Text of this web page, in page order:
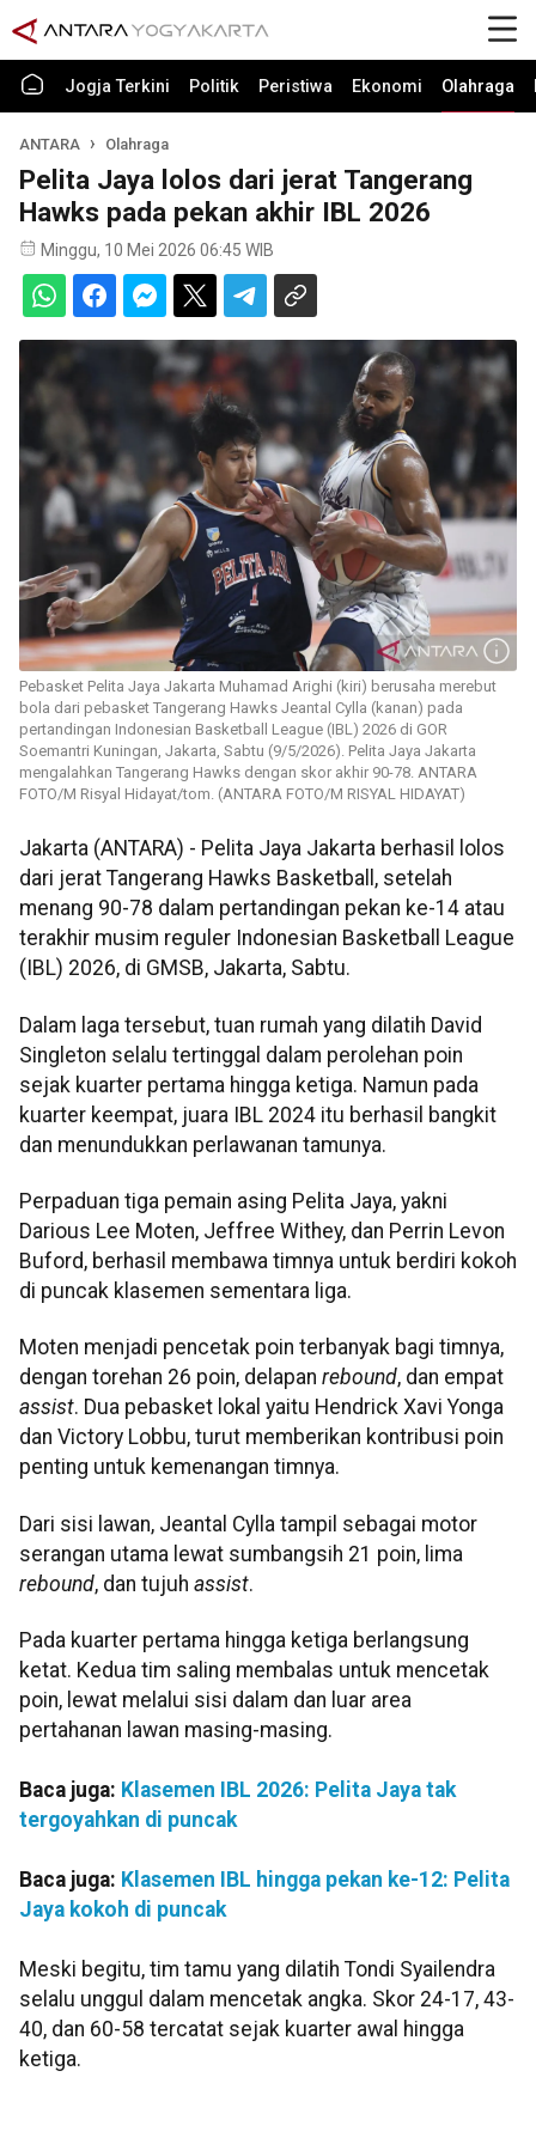
Jogja Terkini Politik Peristiwa Ekonomi Olahraga
ANTARA Olahraga
Pelita Jaya lolos dari jerat Tangerang
Hawks pada pekan akhir IBL 2026
Minggu, 10 Mei 2026 06:45 WIB
Pebasket Pelita Jaya Jakarta Muhamad Arighi (kiri) berusaha merebut
bola dari pebasket Tangerang Hawks Jeantal Cylla (kanan) pada
pertandingan Indonesian Basketball League (IBL) 2026 di GOR
Soemantri Kuningan, Jakarta, Sabtu (9/5/2026). Pelita Jaya Jakarta
mengalahkan Tangerang Hawks dengan skor akhir 90-78. ANTARA
FOTO/M Risyal Hidayat/tom. (ANTARA FOTO/M RISYAL HIDAYAT)
Jakarta (ANTARA) - Pelita Jaya Jakarta berhasil lolos
dari jerat Tangerang Hawks Basketball, setelah
menang 90-78 dalam pertandingan pekan ke-14 atau
terakhir musim reguler Indonesian Basketball League
(IBL) 2026, di GMSB, Jakarta, Sabtu.
Dalam laga tersebut, tuan rumah yang dilatih David
Singleton selalu tertinggal dalam perolehan poin
sejak kuarter pertama hingga ketiga. Namun pada
kuarter keempat, juara IBL 2024 itu berhasil bangkit
dan menundukkan perlawanan tamunya.
Perpaduan tiga pemain asing Pelita Jaya, yakni
Darious Lee Moten, Jeffree Withey, dan Perrin Levon
Buford, berhasil membawa timnya untuk berdiri kokoh
di puncak klasemen sementara liga.
Moten menjadi pencetak poin terbanyak bagi timnya,
dengan torehan 26 poin, delapan rebound, dan empat
assist. Dua pebasket lokal yaitu Hendrick Xavi Yonga
dan Victory Lobbu, turut memberikan kontribusi poin
penting untuk kemenangan timnya.
Dari sisi lawan, Jeantal Cylla tampil sebagai motor
serangan utama lewat sumbangsih 21 poin, lima
rebound, dan tujuh assist.
Pada kuarter pertama hingga ketiga berlangsung
ketat. Kedua tim saling membalas untuk mencetak
poin, lewat melalui sisi dalam dan luar area
pertahanan lawan masing-masing.
Baca juga: Klasemen IBL 2026: Pelita Jaya tak
tergoyahkan di puncak
Baca juga: Klasemen IBL hingga pekan ke-12: Pelita
Jaya kokoh di puncak
Meski begitu, tim tamu yang dilatih Tondi Syailendra
selalu unggul dalam mencetak angka. Skor 24-17, 43-
40, dan 60-58 tercatat sejak kuarter awal hingga
ketiga.